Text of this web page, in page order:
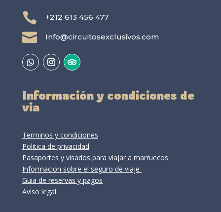
 +212 613 456 477
 Info@circuitosexclusivos.com
Información y condiciones de
via
Terminos y condiciones
Politica de privacidad
Pasaportes y visados para viajar a marruecos
Informacion sobre el seguro de viaje
Guia de reservas y pagos
Aviso legal